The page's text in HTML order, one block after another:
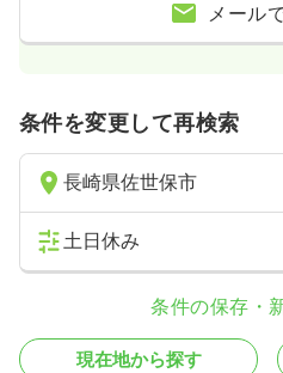
メール
条件を変更して再検索
長崎県佐世保市
土日休み
条件の保存・
現在地から探す